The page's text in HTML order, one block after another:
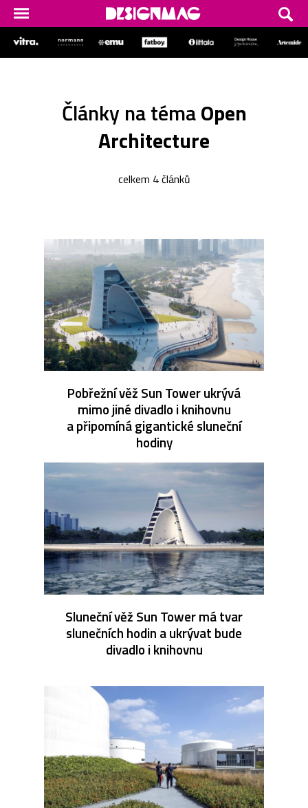
Články na témaOpen
Architecture
celkem 4 článků
Pobřežní věž Sun Tower ukrývá
mimo jiné divadlo i knihovnu
a připomíná gigantické sluneční
hodiny
Sluneční věž Sun Tower má tvar
slunečních hodin a ukrývat bude
divadlo i knihovnu